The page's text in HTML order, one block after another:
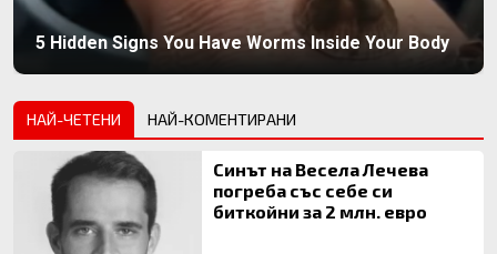
5 Hidden Signs You Have Worms Inside Your Body
НАЙ-ЧЕТЕНИ НАЙ-КОМЕНТИРАНИ
Синът на Весела Лечева
погреба със себе си
биткойни за 2 млн. евро